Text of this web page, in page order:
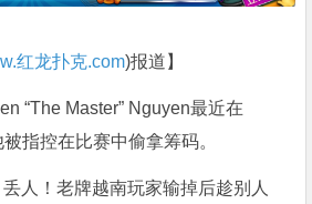
红龙扑克.com)报道】
“The Master” Nguyen最近在
指控在比赛中偷拿筹码。